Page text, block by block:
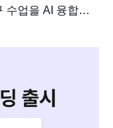
수업을 AI 융합